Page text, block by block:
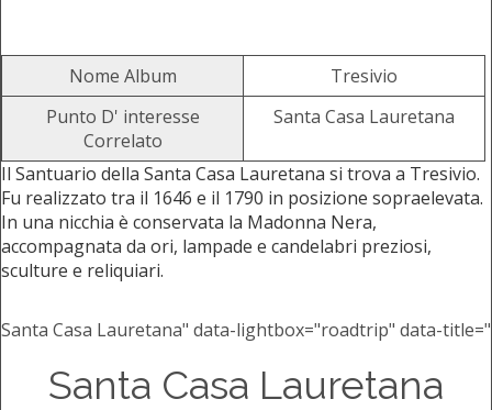
Nome Album
Tresivio
Punto D' interesse
Correlato
Santa Casa Lauretana
Il Santuario della Santa Casa Lauretana si trova a Tresivio.
Fu realizzato tra il 1646 e il 1790 in posizione sopraelevata.
In una nicchia è conservata la Madonna Nera,
accompagnata da ori, lampade e candelabri preziosi,
sculture e reliquiari.
Santa Casa Lauretana" data-lightbox="roadtrip" data-title="
Santa Casa Lauretana